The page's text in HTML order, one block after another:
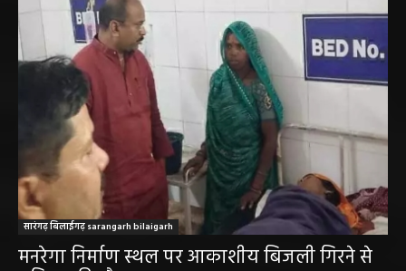
सारंगढ़ बिलाईगढ़ sarangarh bilaigarh
मनरेगा निर्माण स्थल पर आकाशीय बिजली गिरने से